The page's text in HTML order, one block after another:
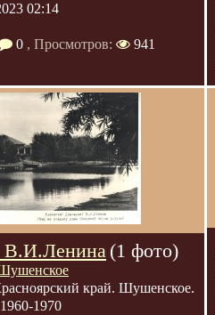
02:14
0 , Просмотров:
941
В.И.Ленина (1 фото)
край. Шушенское.
1960-1970